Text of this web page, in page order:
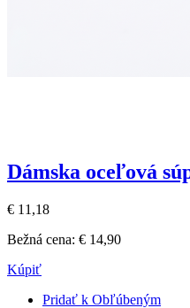
Dámska oceľová
€ 11,18
Bežná cena: € 14,90
Kúpiť
Pridať k Obľúbeným